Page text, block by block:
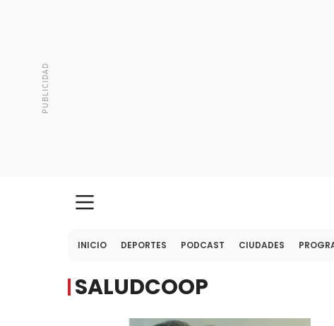
INICIO DEPORTES PODCAST CIUDADES
SALUDCOOP